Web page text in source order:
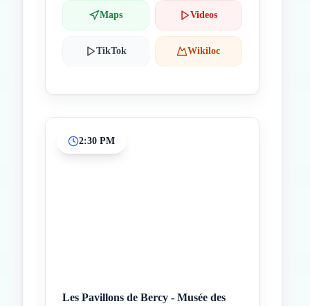
Maps Videos
TikTok Wikiloc
2:30 PM
Les Pavillons de Bercy - Musée des